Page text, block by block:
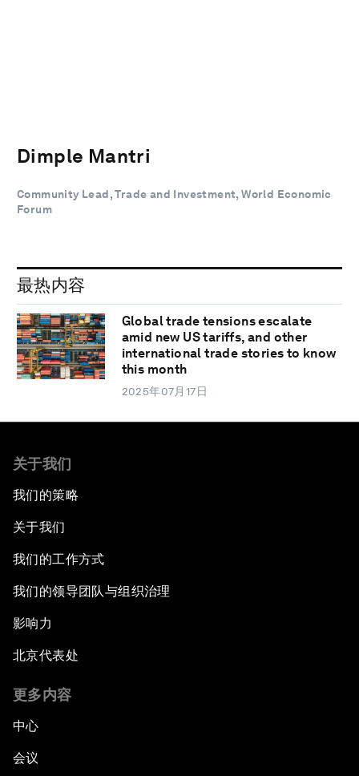
Dimple Mantri
Community Lead, Trade and Investment, World Economic
Forum
最热内容
Global trade tensions escalate
amid new US tariffs, and other
international trade stories to know
this month
2025年07月17日
关于我们
我们的策略
关于我们
我们的工作方式
我们的领导团队与组织治理
影响力
北京代表处
更多内容
中心
会议